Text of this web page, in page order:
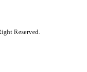
Reserved.